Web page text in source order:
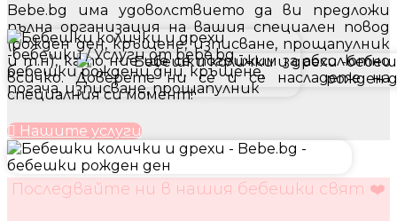
Bebe.bg има удоволствието да ви предложи
пълна организация на вашия специален повод
(рожден ден, кръщене, изписване, прощапулник
и т.н), като ние ще се погрижим за абсолютно
всичко. Доверете ни се и се насладете на
специалния си момент!
Нашите услуги
Последвайте ни в нашия бебешки свят ❤️